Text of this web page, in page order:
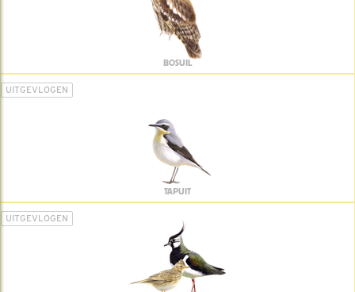
BOSUIL
UITGEVLOGEN
TAPUIT
UITGEVLOGEN